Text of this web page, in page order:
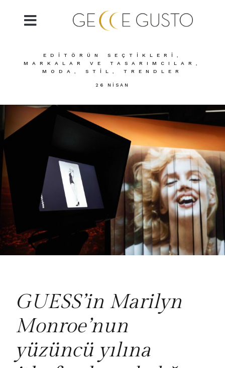
EDITÖRÜN SEÇTIKLERI
MARKALAR VE TASARIMCILAR
MODA
STIL TRENDLER
26 NISAN
GUESS’in Marilyn
Monroe’nun
yüzüncü yılına